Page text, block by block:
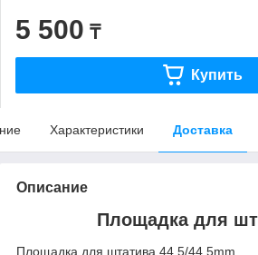
5 500 ₸
Купить
Характеристики Доставка
Описание
Площадка для
Площадка для штатива 44,5/44,5mm